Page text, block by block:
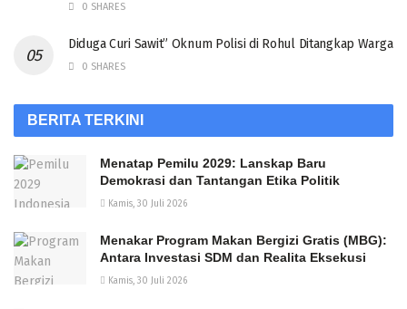
0 SHARES
Diduga Curi Sawit” Oknum Polisi di Rohul Ditangkap Warga
0 SHARES
BERITA TERKINI
Menatap Pemilu 2029: Lanskap Baru
Demokrasi dan Tantangan Etika Politik
Kamis, 30 Juli 2026
Menakar Program Makan Bergizi Gratis (MBG):
Antara Investasi SDM dan Realita Eksekusi
Kamis, 30 Juli 2026